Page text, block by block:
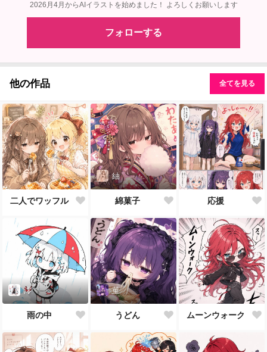
2026月4月からAIイラストを始めました！ よろしくお願いします
フォローする
他の作品 全てを見る
二人でワッフル
紬
綿菓子 応援
澪
雨の中
菫
うどん ムーンウォーク